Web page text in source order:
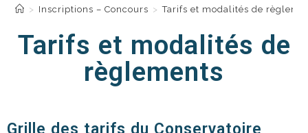
> Inscriptions – Concours > Tarifs et modalités de
Tarifs et modalités de
règlements